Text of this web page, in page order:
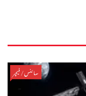
سائنس/فیچر